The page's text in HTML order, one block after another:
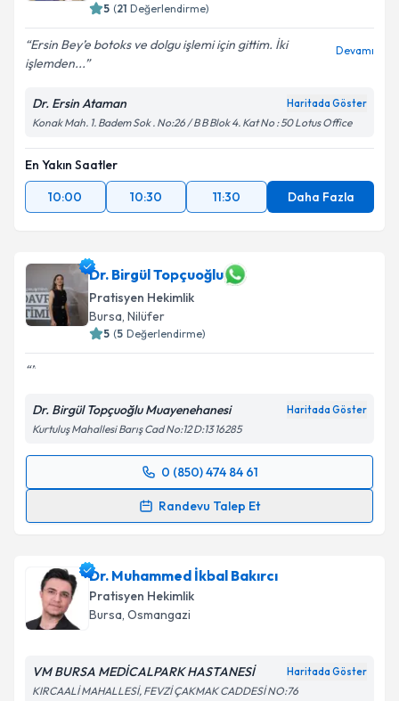
E-posta Adresiniz
Kişisel verilerimin işlenmesine ilişkin
Aydınlatma
Metni'ni okudum ve kişisel verilerimin belirtilen
Takvim Talebini Gönder
5 (21 Değerlendirme)
Ersin Bey’e botoks ve dolgu işlemi için gittim. İki
işlemden...
Devamı
Dr. Ersin Ataman Haritada Göster
Konak Mah. 1. Badem Sok . No:26 / B B Blok 4. Kat No : 50 Lotus Office
En Yakın Saatler
10:00
10:30 11:30 Daha Fazla
Dr. Birgül Topçuoğlu
Pratisyen Hekimlik
Bursa, Nilüfer
5 (5 Değerlendirme)
Dr. Birgül Topçuoğlu Muayenehanesi Haritada Göster
Kurtuluş Mahallesi Barış Cad No:12 D:13 16285
0 (850) 474 84 61
Randevu Talep Et
Randevu Takvimi Talebi
takvim hazırlandığında e-posta ile bilgilendireceğiz.
E-posta Adresiniz
Dr. Muhammed İkbal Bakırcı
Pratisyen Hekimlik
Bursa, Osmangazi
VM BURSA MEDİCALPARK HASTANESİ Haritada Göster
KIRCAALİ MAHALLESİ, FEVZİ ÇAKMAK CADDESİ NO:76